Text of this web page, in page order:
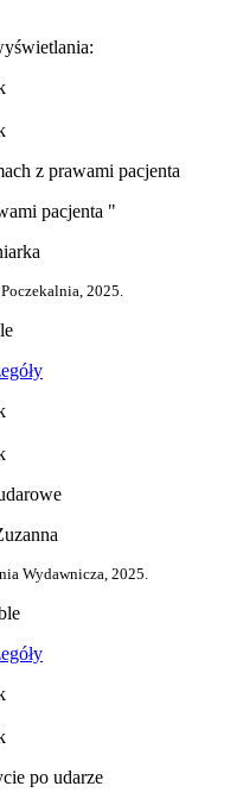
z prawami pacjenta
pacjenta "
2025.
Wydawnicza, 2025.
po udarze